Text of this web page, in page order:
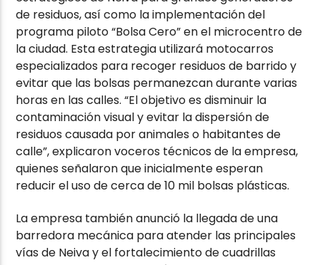
de residuos, así como la implementación del
programa piloto “Bolsa Cero” en el microcentro de
la ciudad. Esta estrategia utilizará motocarros
especializados para recoger residuos de barrido y
evitar que las bolsas permanezcan durante varias
horas en las calles. “El objetivo es disminuir la
contaminación visual y evitar la dispersión de
residuos causada por animales o habitantes de
calle”, explicaron voceros técnicos de la empresa,
quienes señalaron que inicialmente esperan
reducir el uso de cerca de 10 mil bolsas plásticas.
La empresa también anunció la llegada de una
barredora mecánica para atender las principales
vías de Neiva y el fortalecimiento de cuadrillas